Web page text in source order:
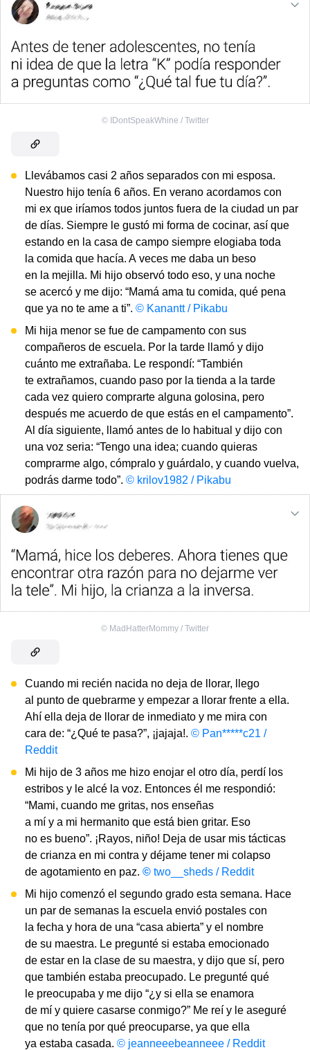
© IDontSpeakWhine / Twitter
Llevábamos casi 2 años separados con mi esposa.
Nuestro hijo tenía 6 años. En verano acordamos con
mi ex que iríamos todos juntos fuera de la ciudad un par
de días. Siempre le gustó mi forma de cocinar, así que
estando en la casa de campo siempre elogiaba toda
la comida que hacía. A veces me daba un beso
en la mejilla. Mi hijo observó todo eso, y una noche
se acercó y me dijo: “Mamá ama tu comida, qué pena
que ya no te ame a ti”. © Kanantt / Pikabu
Mi hija menor se fue de campamento con sus
compañeros de escuela. Por la tarde llamó y dijo
cuánto me extrañaba. Le respondí: “También
te extrañamos, cuando paso por la tienda a la tarde
cada vez quiero comprarte alguna golosina, pero
después me acuerdo de que estás en el campamento”.
Al día siguiente, llamó antes de lo habitual y dijo con
una voz seria: “Tengo una idea; cuando quieras
comprarme algo, cómpralo y guárdalo, y cuando vuelva,
podrás darme todo”. © krilov1982 / Pikabu
© MadHatterMommy / Twitter
Cuando mi recién nacida no deja de llorar, llego
al punto de quebrarme y empezar a llorar frente a ella.
Ahí ella deja de llorar de inmediato y me mira con
cara de: “¿Qué te pasa?”, ¡jajaja!. © Pan*****c21 /
Reddit
Mi hijo de 3 años me hizo enojar el otro día, perdí los
estribos y le alcé la voz. Entonces él me respondió:
“Mami, cuando me gritas, nos enseñas
a mí y a mi hermanito que está bien gritar. Eso
no es bueno”. ¡Rayos, niño! Deja de usar mis tácticas
de crianza en mi contra y déjame tener mi colapso
de agotamiento en paz. © two__sheds / Reddit
Mi hijo comenzó el segundo grado esta semana. Hace
un par de semanas la escuela envió postales con
la fecha y hora de una “casa abierta” y el nombre
de su maestra. Le pregunté si estaba emocionado
de estar en la clase de su maestra, y dijo que sí, pero
que también estaba preocupado. Le pregunté qué
le preocupaba y me dijo “¿y si ella se enamora
de mí y quiere casarse conmigo?” Me reí y le aseguré
que no tenía por qué preocuparse, ya que ella
ya estaba casada. © jeanneeebeanneee / Reddit